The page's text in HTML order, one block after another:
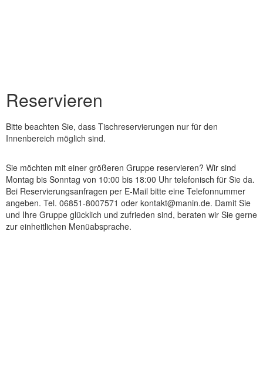
Reservieren
Bitte beachten Sie, dass Tischreservierungen nur für den
Innenbereich möglich sind.
Sie möchten mit einer größeren Gruppe reservieren? Wir sind
Montag bis Sonntag von 10:00 bis 18:00 Uhr telefonisch für Sie da.
Bei Reservierungsanfragen per E-Mail bitte eine Telefonnummer
angeben. Tel. 06851-8007571 oder kontakt@manin.de. Damit Sie
und Ihre Gruppe glücklich und zufrieden sind, beraten wir Sie gerne
zur einheitlichen Menüabsprache.